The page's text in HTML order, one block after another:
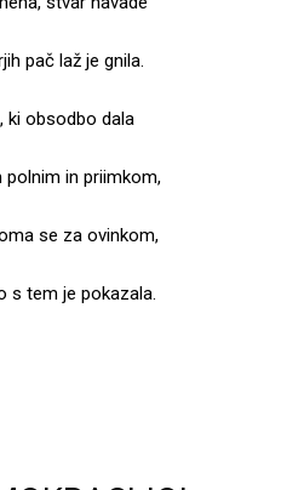
pač laž je gnila.
ki obsodbo dala
polnim in priimkom,
se za ovinkom,
s tem je pokazala.